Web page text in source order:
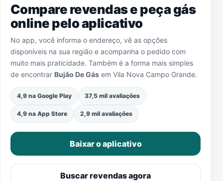
Compare revendas e peça gás
online pelo aplicativo
No app, você informa o endereço, vê as opções
disponíveis na sua região e acompanha o pedido com
muito mais praticidade. Também é a forma mais simples
de encontrar Bujão De Gás em Vila Nova Campo Grande.
4,9 na Google Play 37,5 mil avaliações
4,9 na App Store 2,9 mil avaliações
Baixar o aplicativo
Buscar revendas agora